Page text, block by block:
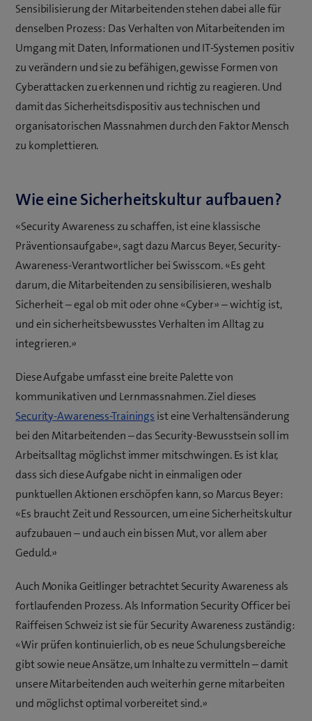
Sensibilisierung der Mitarbeitenden stehen dabei alle für
denselben Prozess: Das Verhalten von Mitarbeitenden im
Umgang mit Daten, Informationen und IT-Systemen positiv
zu verändern und sie zu befähigen, gewisse Formen von
Cyberattacken zu erkennen und richtig zu reagieren. Und
damit das Sicherheitsdispositiv aus technischen und
organisatorischen Massnahmen durch den Faktor Mensch
zu komplettieren.
Wie eine Sicherheitskultur aufbauen?
«Security Awareness zu schaffen, ist eine klassische
Präventionsaufgabe», sagt dazu Marcus Beyer, Security-
Awareness-Verantwortlicher bei Swisscom. «Es geht
darum, die Mitarbeitenden zu sensibilisieren, weshalb
Sicherheit – egal ob mit oder ohne «Cyber» – wichtig ist,
und ein sicherheitsbewusstes Verhalten im Alltag zu
integrieren.»
Diese Aufgabe umfasst eine breite Palette von
kommunikativen und Lernmassnahmen. Ziel dieses
Security-Awareness-Trainings ist eine Verhaltensänderung
bei den Mitarbeitenden – das Security-Bewusstsein soll im
Arbeitsalltag möglichst immer mitschwingen. Es ist klar,
dass sich diese Aufgabe nicht in einmaligen oder
punktuellen Aktionen erschöpfen kann, so Marcus Beyer:
«Es braucht Zeit und Ressourcen, um eine Sicherheitskultur
aufzubauen – und auch ein bissen Mut, vor allem aber
Geduld.»
Auch Monika Geitlinger betrachtet Security Awareness als
fortlaufenden Prozess. Als Information Security Officer bei
Raiffeisen Schweiz ist sie für Security Awareness zuständig:
«Wir prüfen kontinuierlich, ob es neue Schulungsbereiche
gibt sowie neue Ansätze, um Inhalte zu vermitteln – damit
unsere Mitarbeitenden auch weiterhin gerne mitarbeiten
und möglichst optimal vorbereitet sind.»